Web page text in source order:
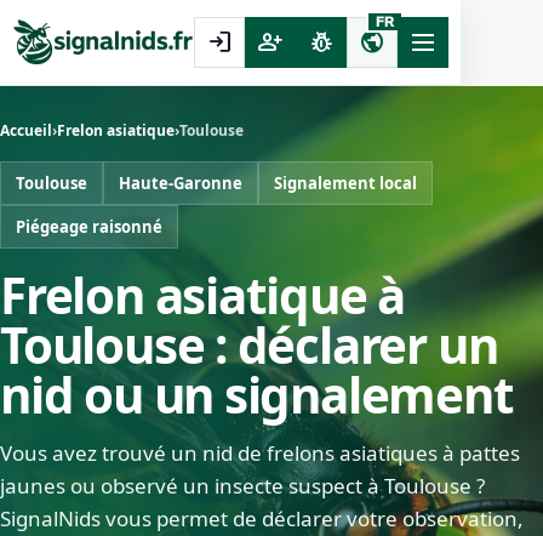
login person_add pest_control public
FR
Accueil›Frelon asiatique›Toulouse
Toulouse Haute-Garonne
Signalement local
Piégeage raisonné
Frelon asiatique à
Toulouse : déclarer un
nid ou un signalement
Vous avez trouvé un nid de frelons asiatiques à pattes
jaunes ou observé un insecte suspect à Toulouse ?
SignalNids vous permet de déclarer votre observation,